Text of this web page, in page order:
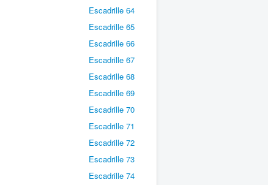
Escadrille 64
Escadrille 65
Escadrille 66
Escadrille 67
Escadrille 68
Escadrille 69
Escadrille 70
Escadrille 71
Escadrille 72
Escadrille 73
Escadrille 74